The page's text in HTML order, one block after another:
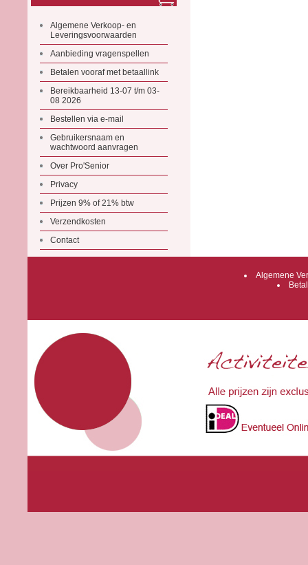
Algemene Verkoop- en
Leveringsvoorwaarden
Aanbieding vragenspellen
Betalen vooraf met betaallink
Bereikbaarheid 13-07 t/m 03-
08 2026
Bestellen via e-mail
Gebruikersnaam en
wachtwoord aanvragen
Over Pro'Senior
Privacy
Prijzen 9% of 21% btw
Verzendkosten
Contact
Algemene